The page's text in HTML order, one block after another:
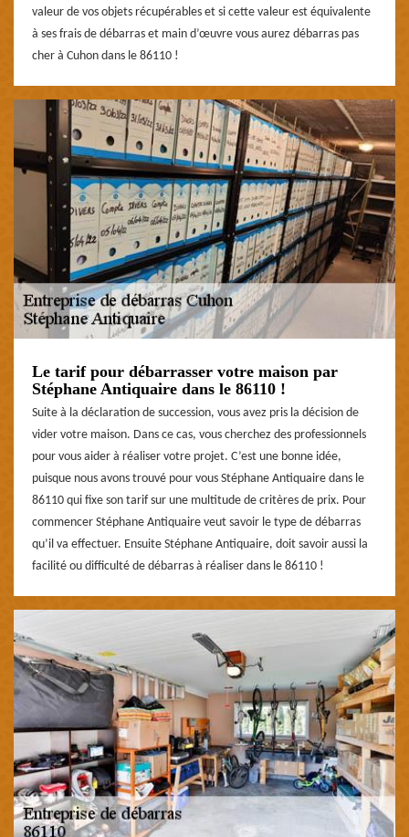
valeur de vos objets récupérables et si cette valeur est équivalente
à ses frais de débarras et main d’œuvre vous aurez débarras pas
cher à Cuhon dans le 86110 !
Le tarif pour débarrasser votre maison par
Stéphane Antiquaire dans le 86110 !
Suite à la déclaration de succession, vous avez pris la décision de
vider votre maison. Dans ce cas, vous cherchez des professionnels
pour vous aider à réaliser votre projet. C’est une bonne idée,
puisque nous avons trouvé pour vous Stéphane Antiquaire dans le
86110 qui fixe son tarif sur une multitude de critères de prix. Pour
commencer Stéphane Antiquaire veut savoir le type de débarras
qu’il va effectuer. Ensuite Stéphane Antiquaire, doit savoir aussi la
facilité ou difficulté de débarras à réaliser dans le 86110 !